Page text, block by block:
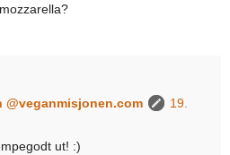
@veganmisjonen.com
19.
ut! :)